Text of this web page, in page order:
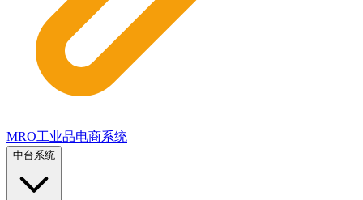
MRO工业品电商系统
中台系统